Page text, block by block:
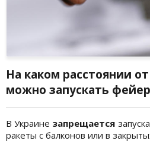
На каком расстоянии
можно запускать
В Украине запрещается
ракеты с балконов или в